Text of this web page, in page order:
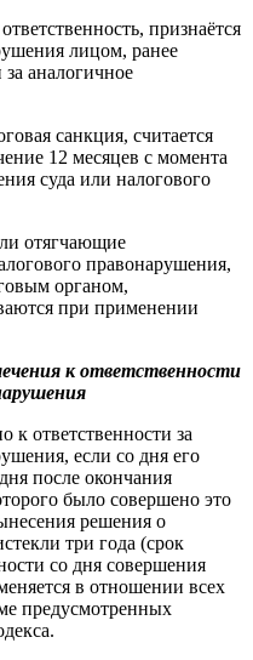
признаётся
лицом, ранее
аналогичное
санкция, считается
12 месяцев с момента
суда или налогового
отягчающие
правонарушения,
органом,
при применении
к ответственности
ответственности за
если со дня его
после окончания
было совершено это
решения о
три года (срок
со дня совершения
в отношении всех
предусмотренных